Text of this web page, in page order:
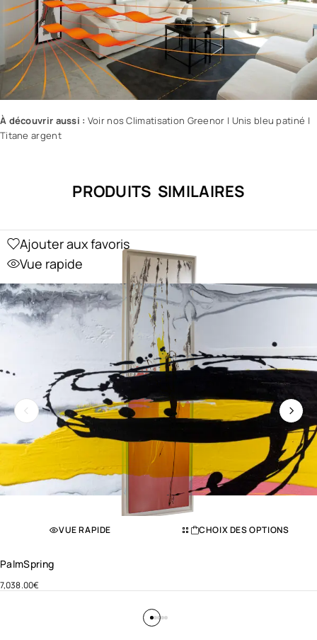
À découvrir aussi : Voir nos Climatisation Greenor | Unis bleu patiné |
Titane argent
PRODUITS SIMILAIRES
Ajouter aux favoris
Vue rapide
VUE RAPIDE CHOIX DES OPTIONS
PalmSpring
7,038.00€